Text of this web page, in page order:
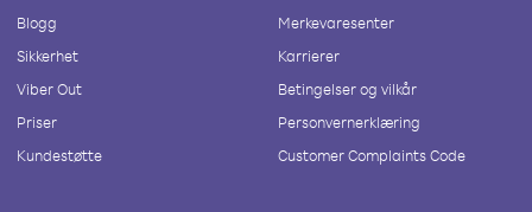
Blogg
Sikkerhet
Viber Out
Priser
Kundestøtte
Merkevaresenter
Karrierer
Betingelser og vilkår
Personvernerklæring
Customer Complaints Code